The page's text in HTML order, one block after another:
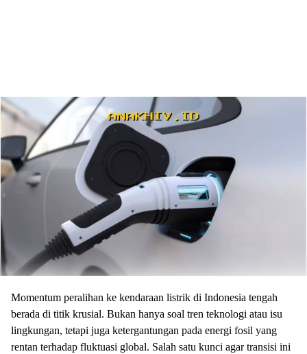
Momentum peralihan ke kendaraan listrik di Indonesia tengah
berada di titik krusial. Bukan hanya soal tren teknologi atau isu
lingkungan, tetapi juga ketergantungan pada energi fosil yang
rentan terhadap fluktuasi global. Salah satu kunci agar transisi ini